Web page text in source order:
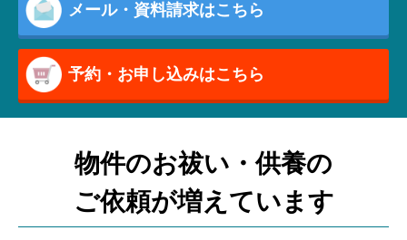
メール・資料請求はこちら
予約・お申し込みはこちら
物件のお祓い・供養の
ご依頼が増えています